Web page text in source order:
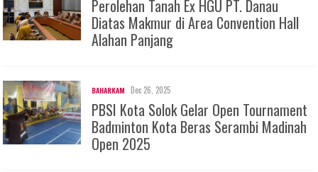
Perolehan Tanah Ex HGU PT. Danau
Diatas Makmur di Area Convention Hall
Alahan Panjang
BAHARKAM Dec 26, 2025
PBSI Kota Solok Gelar Open Tournament
Badminton Kota Beras Serambi Madinah
Open 2025